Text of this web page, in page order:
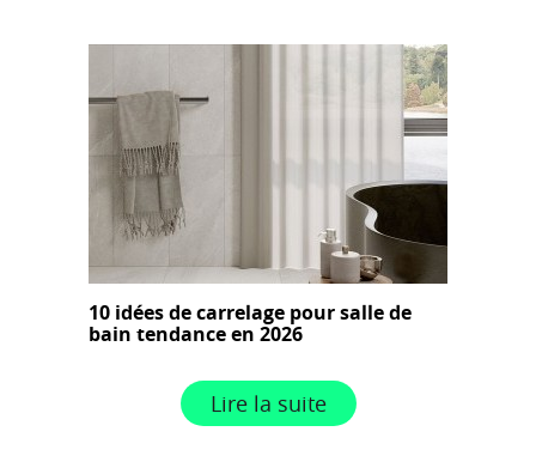
10 idées de carrelage pour salle de
bain tendance en 2026
Lire la suite